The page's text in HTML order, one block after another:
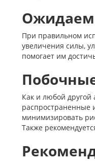
При правильном
увеличения силы,
помогает им
Как и любой другой
распространенные
минимизировать
Также